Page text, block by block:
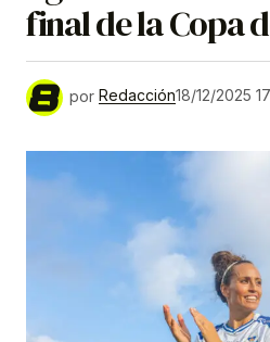
final de la Copa
por Redacción18/12/2025